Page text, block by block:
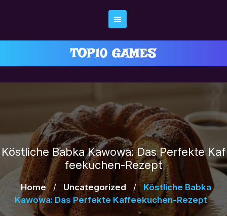
TOP10 GAMES
Köstliche Babka Kawowa: Das Perfekte Kaf
feekuchen-Rezept
Home / Uncategorized / Köstliche Babka
Kawowa: Das Perfekte Kaffeekuchen-Rezept